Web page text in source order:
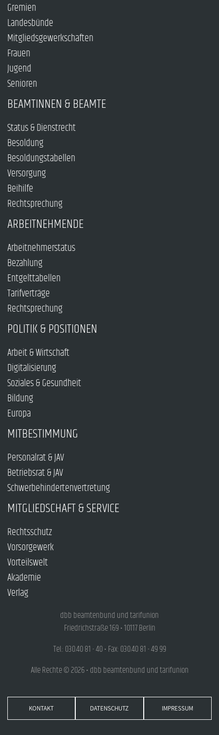
Gremien
Landesbünde
Mitgliedsgewerkschaften
Frauen
Jugend
Senioren
BEAMTINNEN & BEAMTE
Status & Dienstrecht
Besoldung
Besoldungstabellen
Versorgung
Beihilfe
Rechtsprechung
ARBEITNEHMENDE
Arbeitnehmerstatus
Bezahlung
Entgelttabellen
Tarifverträge
Rechtsprechung
POLITIK & POSITIONEN
Arbeit & Wirtschaft
Digitalisierung
Soziales & Gesundheit
Bildung
Europa
MITBESTIMMUNG
Personalrat & JAV
Betriebsrat & JAV
Schwerbehindertenvertretung
MITGLIEDSCHAFT & SERVICE
Rechtsschutz
Vorsorgewerk
Vorteilswelt
Akademie
Verlag
dbb beamtenbund und tarifunion
Friedrichstraße 169 • 10117 Berlin
Tel.: 030.40 81 - 40 • Fax: 030.40 81 - 49 99
Alle Rechte © 2026 • dbb beamtenbund und tarifunion
KONTAKT DATENSCHUTZ IMPRESSUM